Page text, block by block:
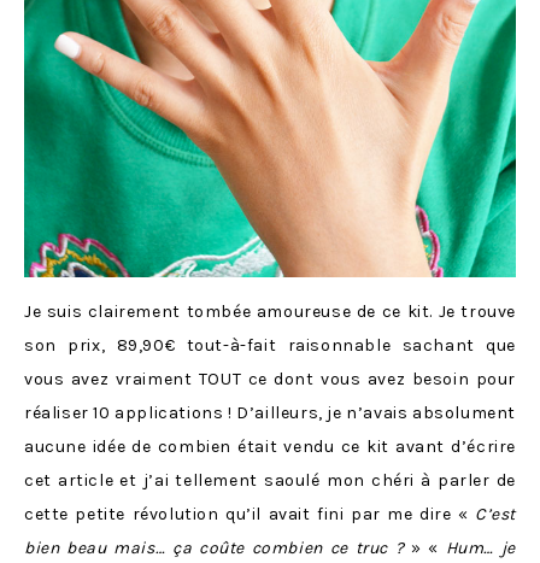
Je suis clairement tombée amoureuse de ce kit. Je trouve
son prix, 89,90€ tout-à-fait raisonnable sachant que
vous avez vraiment TOUT ce dont vous avez besoin pour
réaliser 10 applications ! D’ailleurs, je n’avais absolument
aucune idée de combien était vendu ce kit avant d’écrire
cet article et j’ai tellement saoulé mon chéri à parler de
cette petite révolution qu’il avait fini par me dire « C’est
bien beau mais… ça coûte combien ce truc ?» « Hum… je